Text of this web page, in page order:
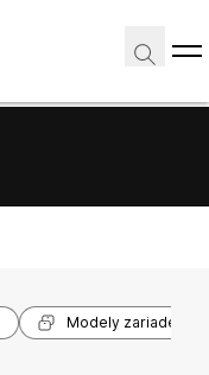
Modely zariadení